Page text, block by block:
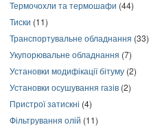
Термочохли та термошафи (44)
Тиски (11)
Транспортувальне обладнання (33)
Укупорювальне обладнання (7)
Установки модифікації бітуму (2)
Установки осушування газів (2)
Пристрої затискні (4)
Фільтрування олій (11)